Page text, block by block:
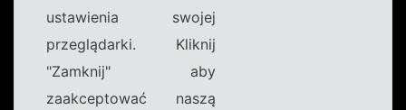
ustawienia swojej
przeglądarki. Kliknij
"Zamknij" aby
zaakceptować naszą